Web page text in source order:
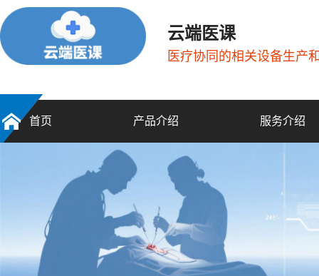
云端医课
医疗协同的相关设备生产
首页 产品介绍 服务介绍